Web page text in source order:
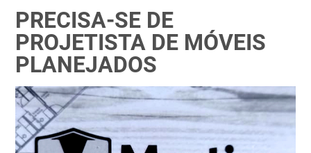
PRECISA-SE DE
PROJETISTA DE MÓVEIS
PLANEJADOS